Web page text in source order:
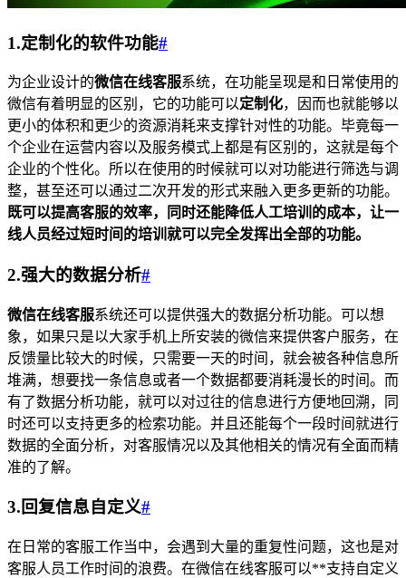
1.定制化的软件功能#
为企业设计的微信在线客服系统，在功能呈现是和日常使用的
微信有着明显的区别，它的功能可以定制化，因而也就能够以
更小的体积和更少的资源消耗来支撑针对性的功能。毕竟每一
个企业在运营内容以及服务模式上都是有区别的，这就是每个
企业的个性化。所以在使用的时候就可以对功能进行筛选与调
整，甚至还可以通过二次开发的形式来融入更多更新的功能。
既可以提高客服的效率，同时还能降低人工培训的成本，让一
线人员经过短时间的培训就可以完全发挥出全部的功能。
2.强大的数据分析#
微信在线客服系统还可以提供强大的数据分析功能。可以想
象，如果只是以大家手机上所安装的微信来提供客户服务，在
反馈量比较大的时候，只需要一天的时间，就会被各种信息所
堆满，想要找一条信息或者一个数据都要消耗漫长的时间。而
有了数据分析功能，就可以对过往的信息进行方便地回溯，同
时还可以支持更多的检索功能。并且还能每个一段时间就进行
数据的全面分析，对客服情况以及其他相关的情况有全面而精
准的了解。
3.回复信息自定义#
在日常的客服工作当中，会遇到大量的重复性问题，这也是对
客服人员工作时间的浪费。在微信在线客服可以**支持自定义